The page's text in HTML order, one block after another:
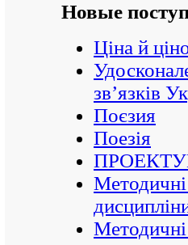
Новые
Ціна й
зв’язків
Поєзия
Поезія
Методичні
Методичні